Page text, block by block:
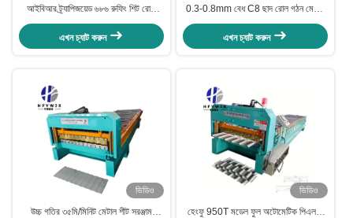
আইবিআর ট্র্যাপিজয়েড ৬৮৬ রুফিং শিট রোল
ফর্মিং মেশিন ২৩টি ফর্মিং স্টেশন, ৪০মি/মিনিট
উৎপাদন গতি এবং পিএলসি কন্ট্রোল সিস্টেম সহ
এখন চ্যাট করুন
0.3-0.8mm বেধ C8 ছাদ রোল গঠন মেশিন
পিএলসি নিয়ন্ত্রণ সিস্টেম
এখন চ্যাট করুন
ভিডিও
উচ্চ গতির ৩৫মি/মিনিট মেটাল শীট সরঞ্জাম
ভিডিও
হেংফু 950T মডেল ফুল অটোমেটিক পিএলসি